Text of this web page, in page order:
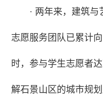
· 两年来，建筑与
志愿服务团队已累计
时，参与学生志愿者
解石景山区的城市规